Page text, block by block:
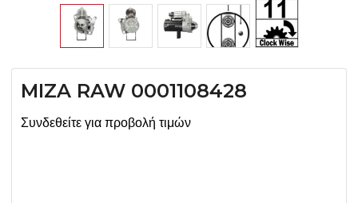
MIZA RAW 0001108428
Συνδεθείτε για προβολή τιμών